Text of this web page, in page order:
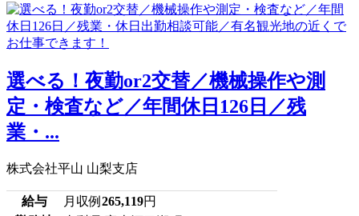
選べる！夜勤or2交替／機械操作や測
定・検査など／年間休日126日／残
業・...
株式会社平山 山梨支店
給与 月収例 265,119円